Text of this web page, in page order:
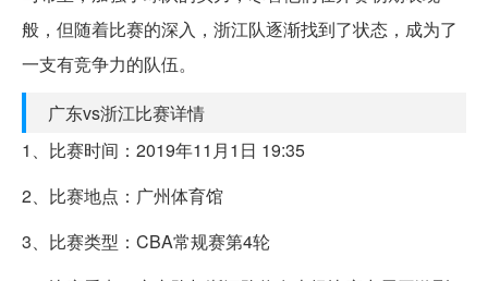
般，但随着比赛的深入，浙江队逐渐找到了状态，成为了
一支有竞争力的队伍。
广东vs浙江比赛详情
1、比赛时间：2019年11月1日 19:35
2、比赛地点：广州体育馆
3、比赛类型：CBA常规赛第4轮